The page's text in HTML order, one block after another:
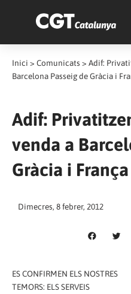
Inici > Comunicats > Adif:
Barcelona Passeig de Gràcia i
Adif:
venda a
Gràcia i França
Dimecres, 8 febrer, 2012
ES CONFIRMEN ELS NOSTRES
TEMORS: ELS SERVEIS